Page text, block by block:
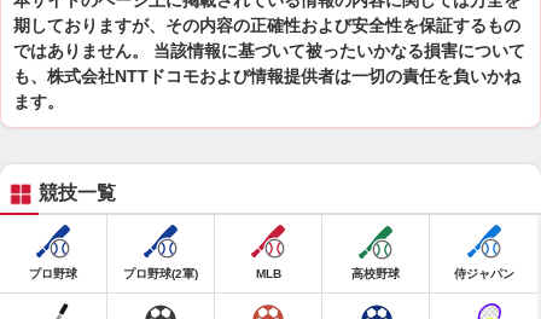
期しておりますが、その内容の正確性および安全性を保証するもの
ではありません。 当該情報に基づいて被ったいかなる損害について
も、株式会社NTTドコモおよび情報提供者は一切の責任を負いかね
ます。
競技一覧
プロ野球 プロ野球(2軍) MLB 高校野球 侍ジャパン